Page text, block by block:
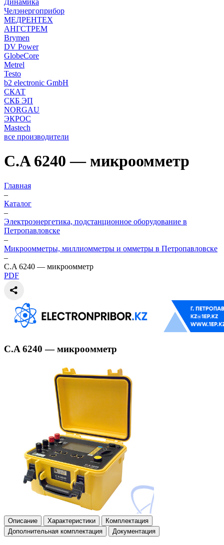
Динамика
Челэнергоприбор
МЕДРЕНТЕХ
АНГСТРЕМ
Brymen
DV Power
GlobeCore
Metrel
Testo
b2 electronic GmbH
СКАТ
СКБ ЭП
NORGAU
ЭКРОС
Mastech
все производители
C.A 6240 — микроомметр
Главная
–
Каталог
–
Электроэнергетика, подстанционное оборудование в
Петропавловске
–
Микроомметры, миллиомметры и омметры в Петропавловске
–
C.A 6240 — микроомметр
PDF
C.A 6240 — микроомметр
Описание Характеристики
Комплектация
Дополнительная комплектация
Документация